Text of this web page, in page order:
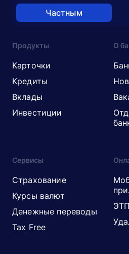
Частным
Продукты
Карточки
Кредиты
Вклады
Инвестиции
О
Сервисы
Страхование
Курсы валют
Денежные переводы
Tax Free
ЭТП